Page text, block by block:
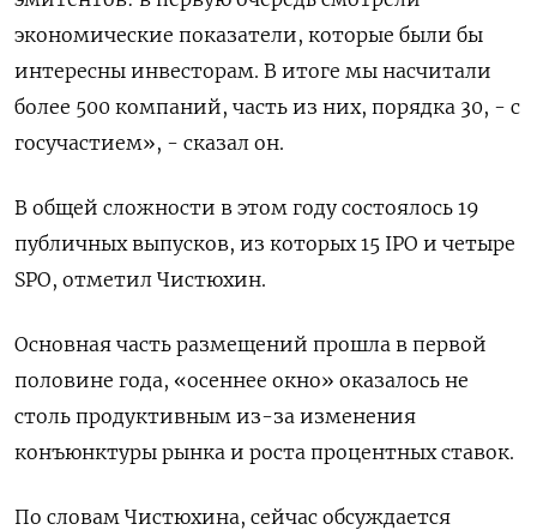
экономические показатели, которые были бы
интересны инвесторам. В итоге мы насчитали
более 500 компаний, часть из них, порядка 30, - с
госучастием», - сказал он.
В общей сложности в этом году состоялось 19
публичных выпусков, из которых 15 IPO и четыре
SPO, отметил Чистюхин.
Основная часть размещений прошла в первой
половине года, «осеннее окно» оказалось не
столь продуктивным из-за изменения
конъюнктуры рынка и роста процентных ставок.
По словам Чистюхина, сейчас обсуждается